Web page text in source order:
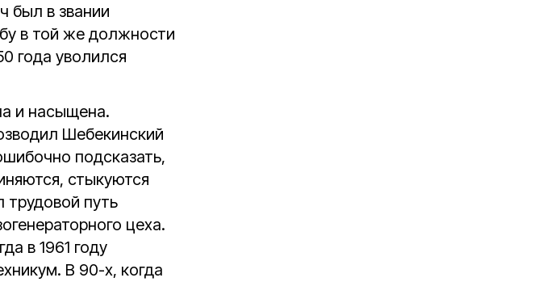
был в звании
в той же должности
года уволился
и насыщена.
Шебекинский
подсказать,
стыкуются
трудовой путь
цеха.
в 1961 году
В 90-х, когда